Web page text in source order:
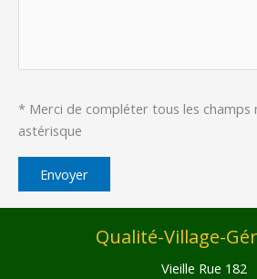
* Merci de compléter tous les champs
astérisque
Qualité-Village-
Vieille Rue 182